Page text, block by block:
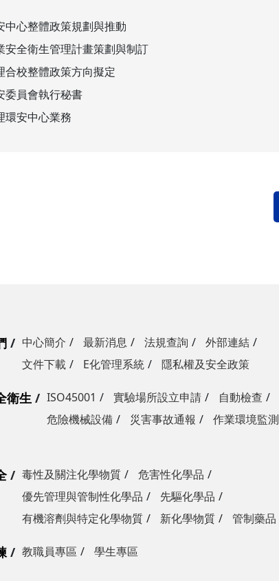
中心整體政策規劃與推動
安全衛生管理計畫策劃與制訂
合校整體政策方向擬定
委員會執行秘書
環安中心業務
中心簡介 最新消息 法規查詢
外部連結
文件下載
E化管理系統 隱私權及安全政策
衛生 ISO45001 實驗場所設立申請
自動檢查
危險機械設備
災害事故通報 作業環境監測
毒性及關注化學物質
危害性化學品
優先管理與管制性化學品
先驅化學品
有機溶劑與特定化學物質
新化學物質 管制藥品
教職員專區 學生專區